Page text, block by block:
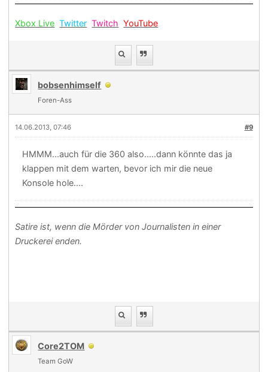
Xbox Live Twitter Twitch YouTube
bobsenhimself
Foren-Ass
#9
14.06.2013, 07:46
HMMM...auch für die 360 also.....dann könnte das ja
klappen mit dem warten, bevor ich mir die neue
Konsole hole....
Satire ist, wenn die Mörder von Journalisten in einer
Druckerei enden.
Core2TOM
Team GoW